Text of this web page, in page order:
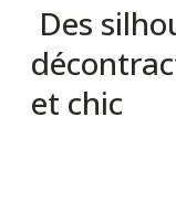
Des
et chic